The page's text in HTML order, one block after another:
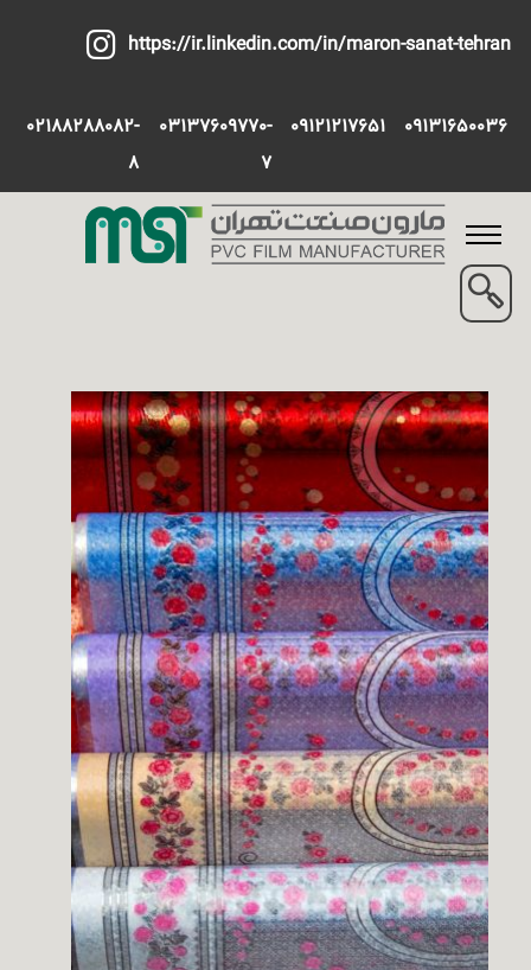
https://ir.linkedin.com/in/maron-sanat-tehran
09131650036
09121217651
03137609770-
7
02188288082-
8